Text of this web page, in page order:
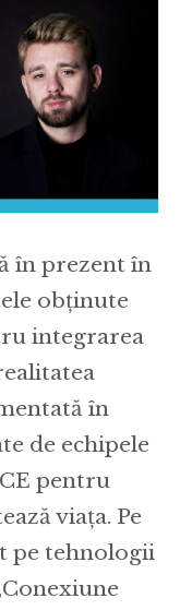
în prezent în
obținute
integrarea
în
de echipele
pentru
viaţa. Pe
pe tehnologii